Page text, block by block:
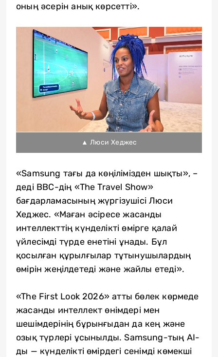
оның әсерін анық көрсетті».
▲ Люси Хеджес
«Samsung тағы да көңілімізден шықты», –
деді BBC-дің «The Travel Show»
бағдарламасының жүргізушісі Люси
Хеджес. «Маған әсіресе жасанды
интеллекттің күнделікті өмірге қалай
үйлесімді түрде енетіні ұнады. Бұл
қосылған құрылғылар тұтынушылардың
өмірін жеңілдетеді және жайлы етеді».
«The First Look 2026» атты бөлек көрмеде
жасанды интеллект өнімдері мен
шешімдерінің бұрынғыдан да кең және
озық түрлері ұсынылды. Samsung-тың AI-
ды — күнделікті өмірдегі сенімді көмекші